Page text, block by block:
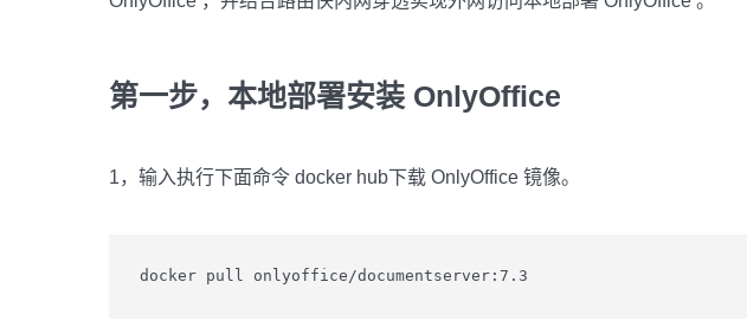
第一步，本地部署安装 OnlyOffice
1，输入执行下面命令 docker hub下载 OnlyOffice 镜像。
docker pull onlyoffice/documentserver:7.3